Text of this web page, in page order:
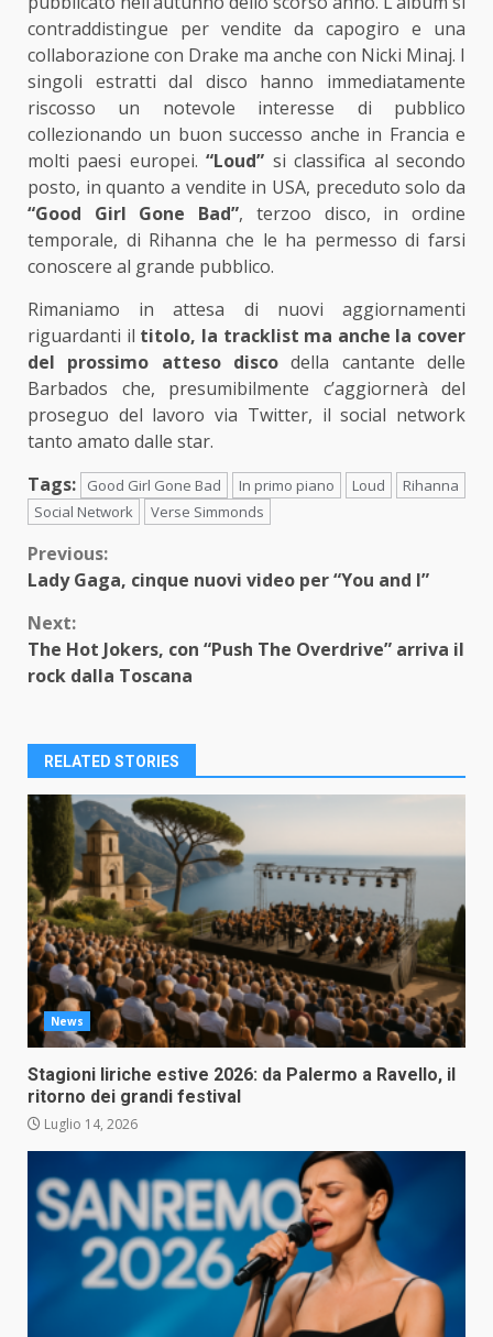
contraddistingue per vendite da capogiro e una
collaborazione con Drake ma anche con Nicki Minaj. I
singoli estratti dal disco hanno immediatamente
riscosso un notevole interesse di pubblico
collezionando un buon successo anche in Francia e
molti paesi europei. “Loud” si classifica al secondo
posto, in quanto a vendite in USA, preceduto solo da
“Good Girl Gone Bad”, terzoo disco, in ordine
temporale, di Rihanna che le ha permesso di farsi
conoscere al grande pubblico.
Rimaniamo in attesa di nuovi aggiornamenti
riguardanti il titolo, la tracklist ma anche la cover
del prossimo atteso disco della cantante delle
Barbados che, presumibilmente c’aggiornerà del
proseguo del lavoro via Twitter, il social network
tanto amato dalle star.
Tags:
Good Girl Gone Bad In primo piano Loud
Rihanna
Social Network
Verse Simmonds
Continue
Reading
Previous:
Lady Gaga, cinque nuovi video per “You and I”
Next:
The Hot Jokers, con “Push The Overdrive” arriva il
rock dalla Toscana
RELATED STORIES
News
Stagioni liriche estive 2026: da Palermo a Ravello, il
ritorno dei grandi festival
Luglio 14, 2026